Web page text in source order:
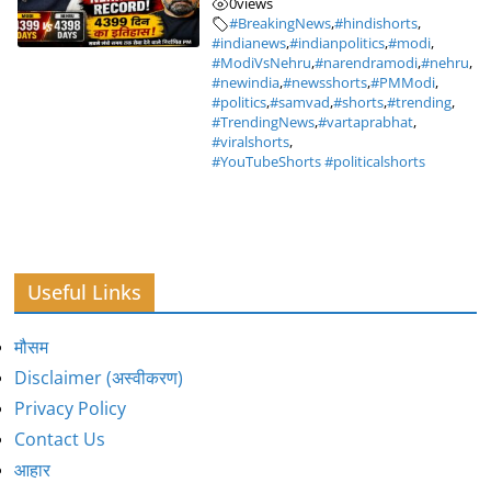
0views
#BreakingNews,#hindishorts,
#indianews,#indianpolitics,#modi,
#ModiVsNehru,#narendramodi,#nehru,
#newindia,#newsshorts,#PMModi,
#politics,#samvad,#shorts,#trending,
#TrendingNews,#vartaprabhat,
#viralshorts,
#YouTubeShorts #politicalshorts
Useful Links
मौसम
Disclaimer (अस्वीकरण)
Privacy Policy
Contact Us
आहार